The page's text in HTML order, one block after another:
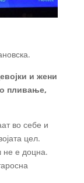
и жени
пливање,
во себе и
цел.
не е доцна.